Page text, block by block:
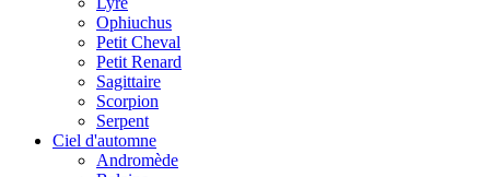
Ophiuchus
Petit Cheval
Petit Renard
Sagittaire
Scorpion
Serpent
Ciel d'automne
Andromède